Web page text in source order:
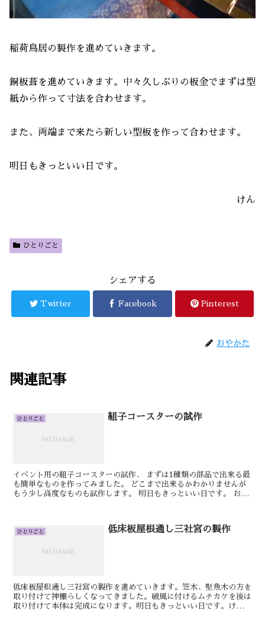
稲荷鳥居の製作を進めていきます。
銅板葺を進めていきます。中々久しぶりの板金でまずは型
紙から作って寸法を合わせます。
また、両端まで来たら新しい型板を作って合わせます。
明日もきっといい日です。
けん
ひとりごと
シェアする
Twitter Facebook Pinterest
おやかた
関連記事
ひとりごと 組子コースターの試作
イベント用の組子コースターの試作、 まずは1種類の部品で出来る最
も簡単なものを作ってみました。 どこまで出来るかわかりませんが
もう少し高度なものも試作します。 明日もきっといい日です。 おや
ひとりごと 低床板屋根通し三社宮の製作
低床板屋根通し三社宮の製作を進めていきます。笠木、堅魚木の方を
取り付けて神棚らしくなってきました。破風に付けるムチカケを後は
取り付けて本体は完成になります。明日もきっといい日です。けん屋